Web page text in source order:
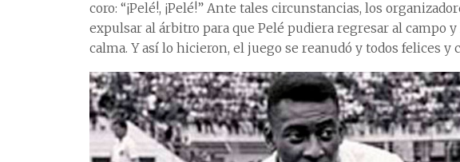
coro: “¡Pelé!, ¡Pelé!” Ante tales circunstancias, los
expulsar al árbitro para que Pelé pudiera regresar al campo
calma. Y así lo hicieron, el juego se reanudó y todos felices y